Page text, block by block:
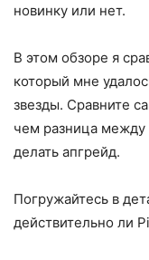
новинку или нет.
В этом обзоре я
который мне
звезды. Сравните
чем разница между
делать апгрейд.
Погружайтесь в
действительно ли